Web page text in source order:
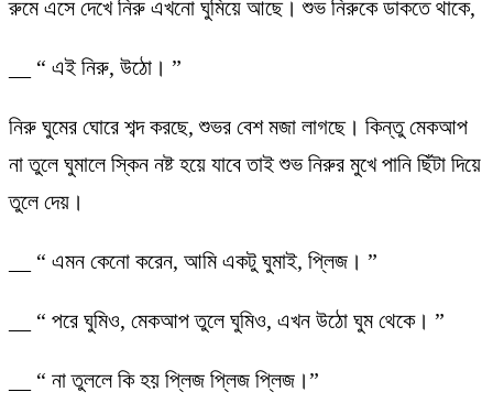
রুমে এসে দেখে নিরু এখনো ঘুমিয়ে আছে। শুভ নিরুকে ডাকতে থাকে,
__ “ এই নিরু, উঠো। ”
নিরু ঘুমের ঘোরে শব্দ করছে, শুভর বেশ মজা লাগছে। কিন্তু মেকআপ
না তুলে ঘুমালে স্কিন নষ্ট হয়ে যাবে তাই শুভ নিরুর মুখে পানি ছিঁটা দিয়ে
তুলে দেয়।
__ “ এমন কেনো করেন, আমি একটু ঘুমাই, প্লিজ। ”
__ “ পরে ঘুমিও, মেকআপ তুলে ঘুমিও, এখন উঠো ঘুম থেকে। ”
__ “ না তুললে কি হয় প্লিজ প্লিজ প্লিজ।”